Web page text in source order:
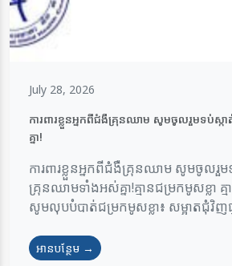
July 28, 2026
ការពារខ្លួនអ្នកពីជំងឺគ្រុនឈាម សូមចូលរួមទប់ស្
គ្នា!
ការពារខ្លួនអ្នកពីជំងឺគ្រុនឈាម សូមចូលរួម
គ្រុនឈាមទាំងអស់គ្នា!គ្មានជម្រកមូសខ្លា
សូមលុបបំបាត់ជម្រកមូសខ្លា៖ សម្អាតជុំវិញ
អានបន្ថែម →